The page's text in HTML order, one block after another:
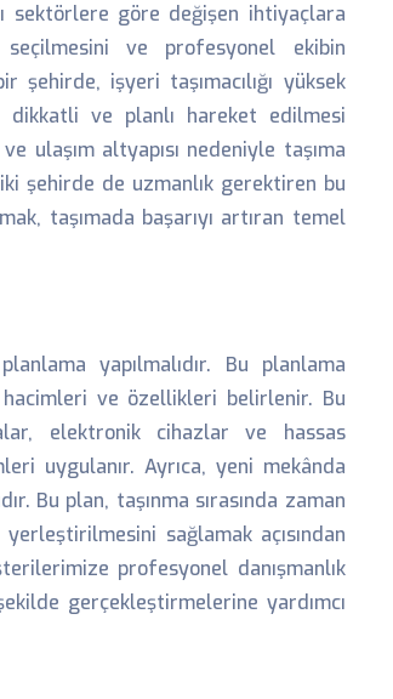
sektörlere göre değişen ihtiyaçlara
seçilmesini ve profesyonel ekibin
işyeri taşımacılığı yüksek
dikkatli ve planlı hareket edilmesi
ulaşım altyapısı nedeniyle taşıma
şehirde de uzmanlık gerektiren bu
taşımada başarıyı artıran temel
yapılmalıdır. Bu planlama
hacimleri ve özellikleri belirlenir. Bu
elektronik cihazlar ve hassas
uygulanır. Ayrıca, yeni mekânda
Bu plan, taşınma sırasında zaman
sağlamak açısından
profesyonel danışmanlık
gerçekleştirmelerine yardımcı